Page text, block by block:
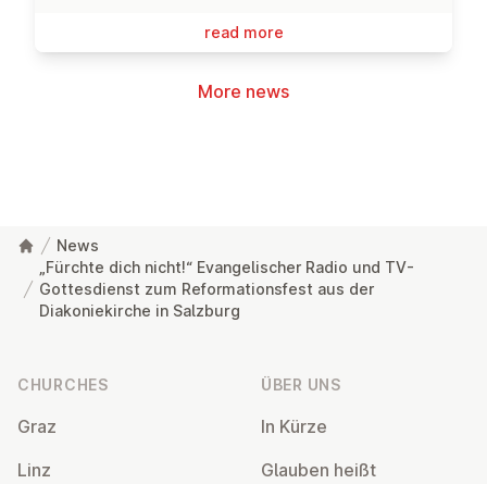
read more
More news
News
„Fürchte dich nicht!“ Evangelischer Radio und TV-
Gottesdienst zum Reformationsfest aus der
Diakoniekirche in Salzburg
CHURCHES
Graz
Linz
ÜBER UNS
In Kürze
Glauben heißt